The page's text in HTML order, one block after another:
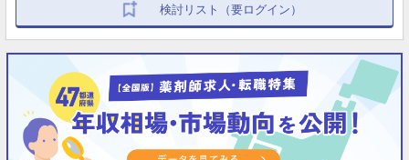
検討リスト（要ログイン）